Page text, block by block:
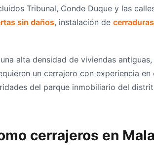
Tribunal, Conde Duque y las
sin daños, instalación de
alta densidad de viviendas
un cerrajero con experiencia
del parque inmobiliario del
cerrajeros en